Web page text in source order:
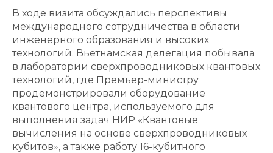
В ходе визита обсуждались перспективы
международного сотрудничества в области
инженерного образования и высоких
технологий. Вьетнамская делегация побывала
в лаборатории сверхпроводниковых квантовых
технологий, где Премьер-министру
продемонстрировали оборудование
квантового центра, используемого для
выполнения задач НИР «Квантовые
вычисления на основе сверхпроводниковых
кубитов», а также работу 16-кубитного